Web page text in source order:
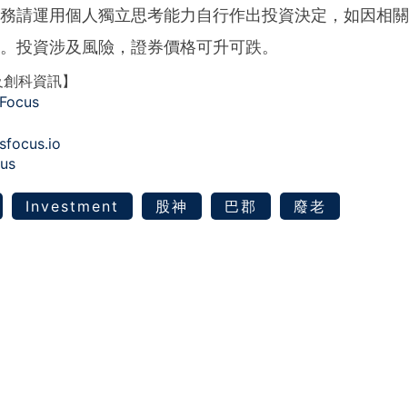
請運用個人獨立思考能力自行作出投資決定，如因相關
投資涉及風險，證券價格可升可跌。
科資訊】
Investment 股神 巴郡 廢老